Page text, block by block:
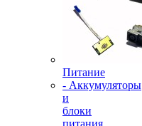
Питание
- Аккумуляторы
и
блоки
питания